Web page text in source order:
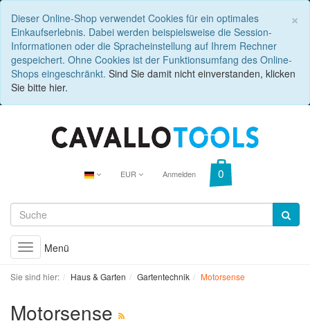
×
Dieser Online-Shop verwendet Cookies für ein optimales
Einkaufserlebnis. Dabei werden beispielsweise die Session-
Informationen oder die Spracheinstellung auf Ihrem Rechner
gespeichert. Ohne Cookies ist der Funktionsumfang des Online-
Shops eingeschränkt. Sind Sie damit nicht einverstanden, klicken
Sie bitte hier.
EUR Anmelden
Toggle
navigation
Menü
Sie sind hier: Haus & Garten Gartentechnik Motorsense
Motorsense